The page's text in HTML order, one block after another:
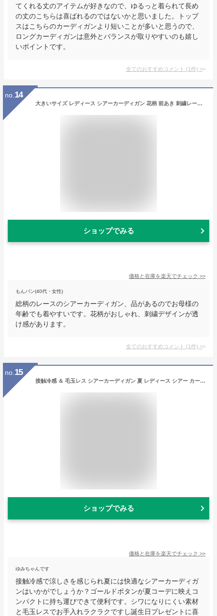
てくれる丈のアイテムが好きなので、ゆるっと着られて長め
の丈のこちらは喜ばれるのではないかと思いました。トップ
スはこちらのカーディガンより短いことが多いと思うので、
ロングカーディガンは意外とバランスが取りやすいのも嬉し
いポイントです。
全てのおすすめコメント (1件) >
no. 14
大きいサイズ レディース シアーカーディガン 花柄 前あき 刺繍レース 透かし編み 半袖 夏 L LL ブラック ホワイト ベージュ 新入荷 ネコポス可
ショップでみる
価格と在庫を楽天でチェック >>
もんパン(40代・女性)
総柄のレースのシアーカーディガン、品があるのでお母様の
年齢でも着やすいです。花柄がおしゃれ、刺繍デザインが透
け感があります。
全てのおすすめコメント (1件) >
no. 15
接触冷感 ＆ 毛玉レス シアーカーディガン 夏 レディース シアー カーディガン カーデ 透け 毛玉にならない 冷感 ひんやり 涼しい 冷たい 長袖 丸首 Uネック [C6565] 羽織り シンプル シワになりにくい シワ ゴールドボタン アンチピリング 持ち運び コンパクト クール
ショップでみる
価格と在庫を楽天でチェック >>
ゆみちゃんです
接触冷感で涼しさを感じられ夏には快適なシアーカーディガ
ンはいかがでしょうか？ゴールドボタンが夏コーデに映えコ
ンパクトに持ち運びできて便利です。シワになりにくい素材
と毛玉レスでお手入れラクラクですし誕生日プレゼントに喜